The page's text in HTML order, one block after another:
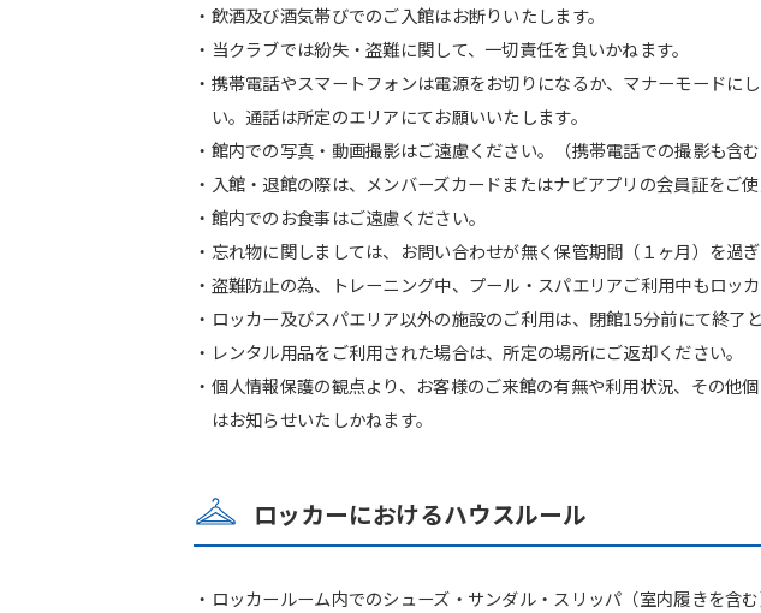
・飲酒及び酒気帯びでのご入館はお断りいたします。
・当クラブでは紛失・盗難に関して、一切責任を負いかねます。
・携帯電話やスマートフォンは電源をお切りになるか、マナーモード
い。通話は所定のエリアにてお願いいたします。
・館内での写真・動画撮影はご遠慮ください。（携帯電話での撮影も含む
・入館・退館の際は、メンバーズカードまたはナビアプリの会員証をご使
・館内でのお食事はご遠慮ください。
・忘れ物に関しましては、お問い合わせが無く保管期間（１ヶ月）を過
・盗難防止の為、トレーニング中、プール・スパエリアご利用中もロッ
・ロッカー及びスパエリア以外の施設のご利用は、閉館15分前にて終了と
・レンタル用品をご利用された場合は、所定の場所にご返却ください。
・個人情報保護の観点より、お客様のご来館の有無や利用状況、その
はお知らせいたしかねます。
ロッカーにおけるハウスルール
・ロッカールーム内でのシューズ・サンダル・スリッパ（室内履きを含
Central
English.
the top page.
However, if
translation
translated
not be an
The
original
fully
the service.